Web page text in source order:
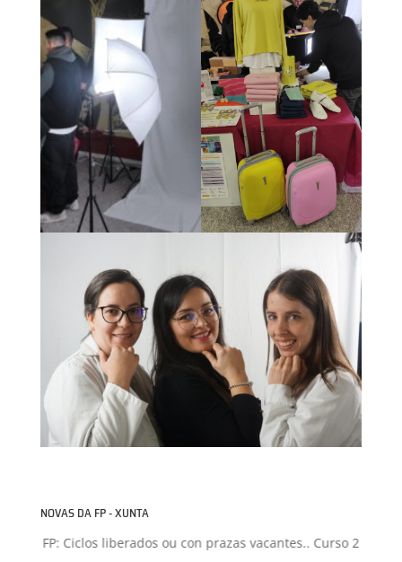
NOVAS DA FP - XUNTA
FP: Ciclos liberados ou con prazas vacantes.. Curso 2026-2027